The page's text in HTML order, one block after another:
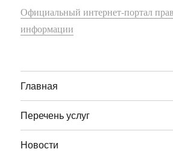
Официальный интернет-портал
информации
Главная
Перечень услуг
Новости